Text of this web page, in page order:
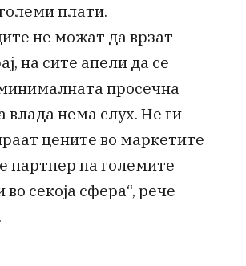
плати.
не можат да врзат
на сите апели да се
просечна
влада нема слух. Не ги
цените во маркетите
партнер на големите
секоја сфера“, рече